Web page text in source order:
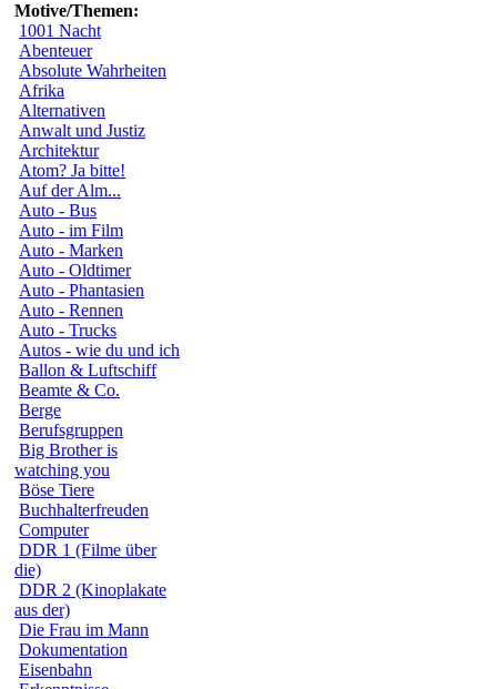
Motive/Themen:
1001 Nacht
Abenteuer
Absolute Wahrheiten
Afrika
Alternativen
Anwalt und Justiz
Architektur
Atom? Ja bitte!
Auf der Alm...
Auto - Bus
Auto - im Film
Auto - Marken
Auto - Oldtimer
Auto - Phantasien
Auto - Rennen
Auto - Trucks
Autos - wie du und ich
Ballon & Luftschiff
Beamte & Co.
Berge
Berufsgruppen
Big Brother is
watching you
Böse Tiere
Buchhalterfreuden
Computer
DDR 1 (Filme über
die)
DDR 2 (Kinoplakate
aus der)
Die Frau im Mann
Dokumentation
Eisenbahn